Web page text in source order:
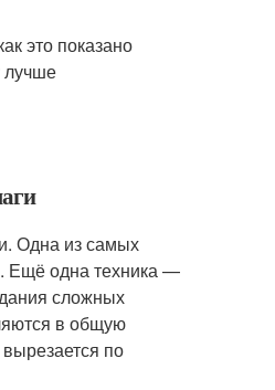
это показано
лучше
Одна из самых
Ещё одна техника —
сложных
в общую
по